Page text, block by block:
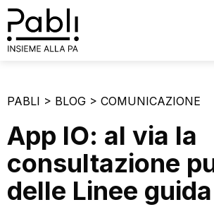
SERVIZI
TRIBUTI
PATRIMONIO
FINANZIARIO
PABLI > BLOG > COMUNICAZIONE
App IO: al via la
consultazione
delle Linee guida